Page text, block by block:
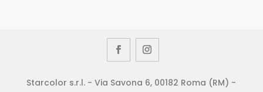
Starcolor s.r.l. - Via Savona 6, 00182 Roma (RM) -